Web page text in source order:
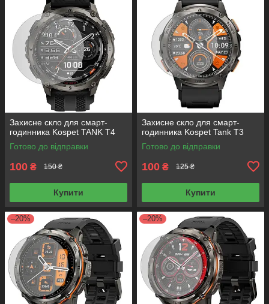
Захисне скло для смарт-
годинника Kospet TANK T4
Готово до відправки
100 ₴ 150 ₴
Купити
Захисне скло для смарт-
годинника Kospet Tank T3
Готово до відправки
100 ₴ 125 ₴
Купити
–20% –20%